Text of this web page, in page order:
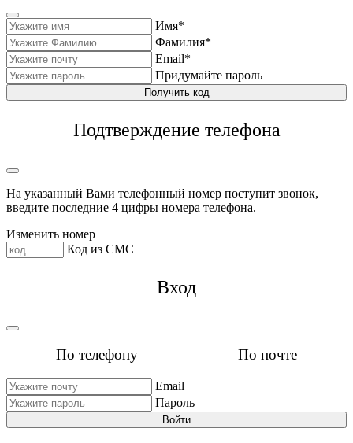
Имя*
Фамилия*
Email*
Придумайте пароль
Получить код
Подтверждение телефона
На указанный Вами телефонный номер поступит звонок,
введите последние 4 цифры номера телефона.
Изменить номер
Код из СМС
Вход
По телефону По почте
Email
Пароль
Войти